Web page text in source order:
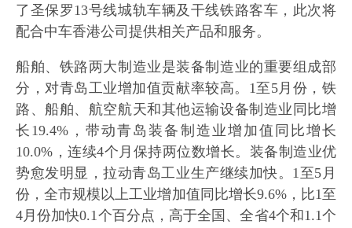
了圣保罗13号线城轨车辆及干线铁路客车，此次将
配合中车香港公司提供相关产品和服务。
船舶、铁路两大制造业是装备制造业的重要组成部
分，对青岛工业增加值贡献率较高。1至5月份，铁
路、船舶、航空航天和其他运输设备制造业同比增
长19.4%，带动青岛装备制造业增加值同比增长
10.0%，连续4个月保持两位数增长。装备制造业优
势愈发明显，拉动青岛工业生产继续加快。1至5月
份，全市规模以上工业增加值同比增长9.6%，比1至
4月份加快0.1个百分点，高于全国、全省4个和1.1个